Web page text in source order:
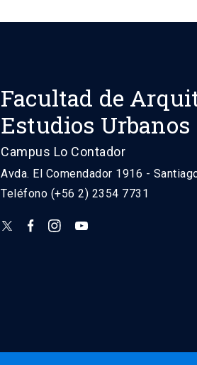
Facultad de
Estudios Urbanos
Campus Lo Contador
Avda. El Comendador 1916 -
Teléfono (+56 2) 2354 7731